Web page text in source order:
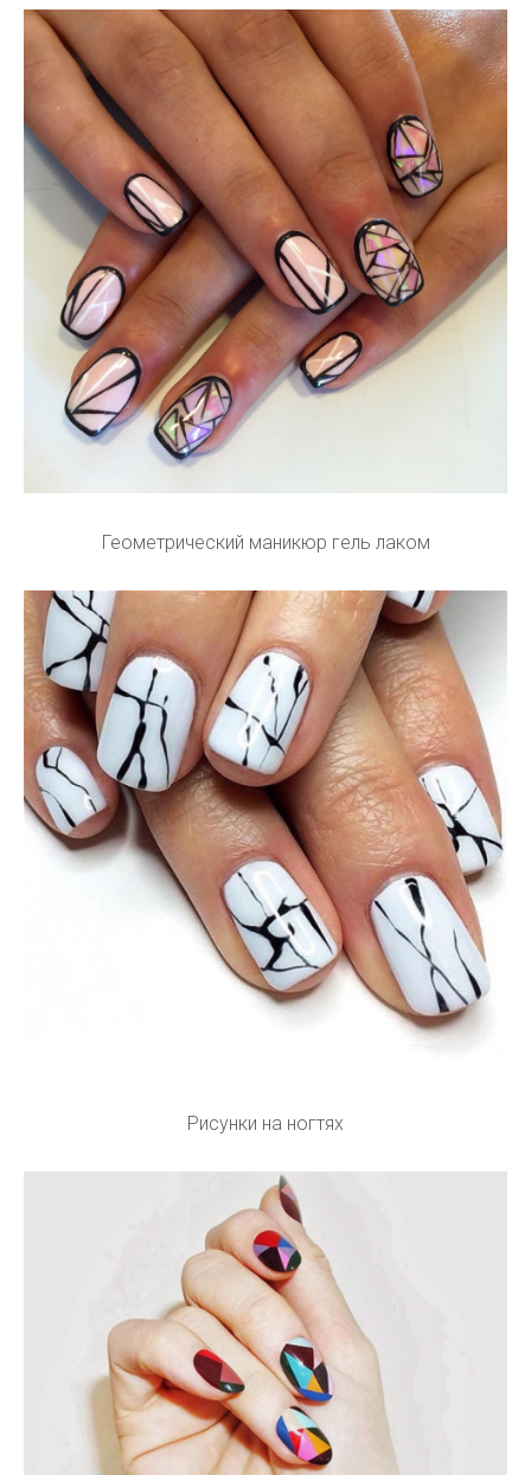
Геометрический маникюр гель лаком
Рисунки на ногтях